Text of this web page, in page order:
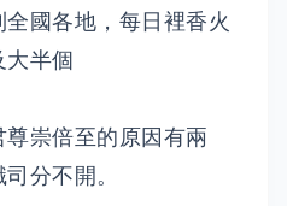
國各地，每日裡香火
半個
崇倍至的原因有兩
分不開。